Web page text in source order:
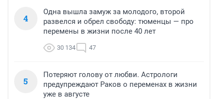
4
Одна вышла замуж за молодого, второй
развелся и обрел свободу: тюменцы — про
перемены в жизни после 40 лет
30 134 47
5
Потеряют голову от любви. Астрологи
предупреждают Раков о переменах в жизни
уже в августе